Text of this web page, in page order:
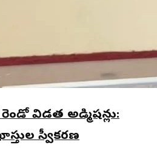
విడత అడ్మిషన్లు:
స్వీకరణ